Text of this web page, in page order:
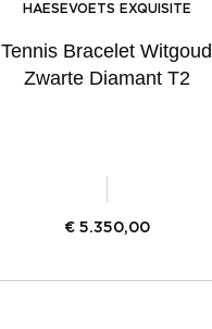
HAESEVOETS EXQUISITE
Tennis Bracelet Witgoud
Zwarte Diamant T2
€ 5.350,00